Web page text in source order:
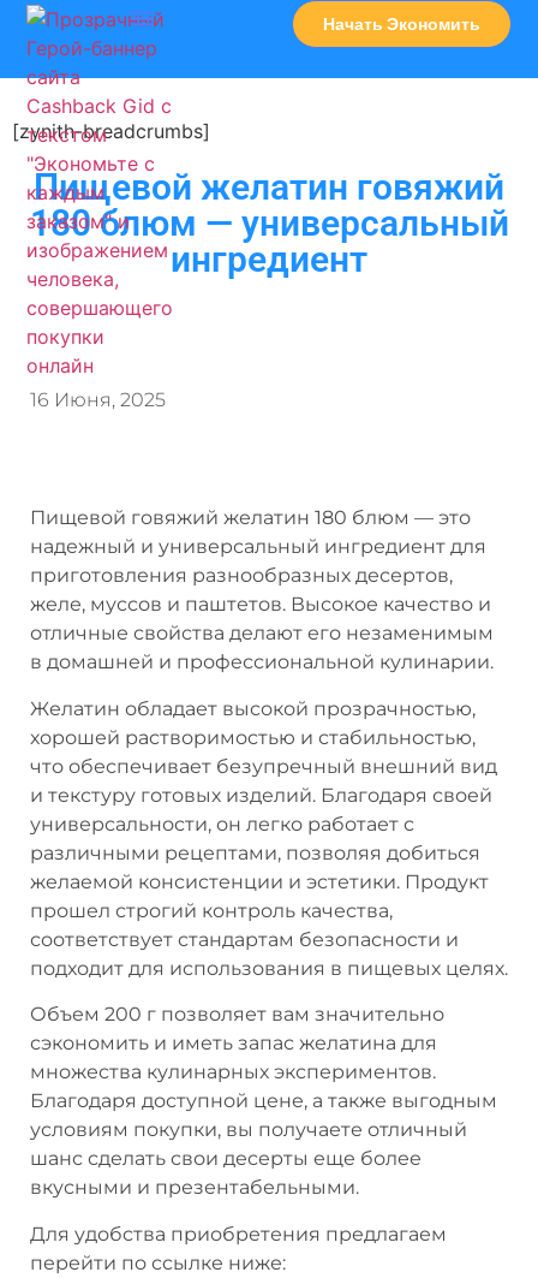
Начать Экономить
[zynith-breadcrumbs]
Пищевой желатин говяжий
180 блюм — универсальный
ингредиент
16 Июня, 2025
Пищевой говяжий желатин 180 блюм — это
надежный и универсальный ингредиент для
приготовления разнообразных десертов,
желе, муссов и паштетов. Высокое качество и
отличные свойства делают его незаменимым
в домашней и профессиональной кулинарии.
Желатин обладает высокой прозрачностью,
хорошей растворимостью и стабильностью,
что обеспечивает безупречный внешний вид
и текстуру готовых изделий. Благодаря своей
универсальности, он легко работает с
различными рецептами, позволяя добиться
желаемой консистенции и эстетики. Продукт
прошел строгий контроль качества,
соответствует стандартам безопасности и
подходит для использования в пищевых целях.
Объем 200 г позволяет вам значительно
сэкономить и иметь запас желатина для
множества кулинарных экспериментов.
Благодаря доступной цене, а также выгодным
условиям покупки, вы получаете отличный
шанс сделать свои десерты еще более
вкусными и презентабельными.
Для удобства приобретения предлагаем
перейти по ссылке ниже: